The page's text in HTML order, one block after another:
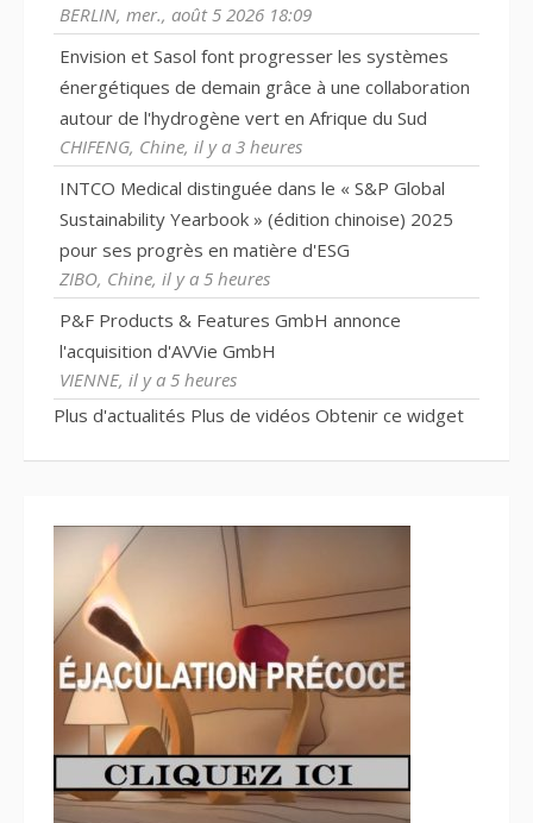
BERLIN, mer., août 5 2026 18:09
Envision et Sasol font progresser les systèmes
énergétiques de demain grâce à une collaboration
autour de l'hydrogène vert en Afrique du Sud
CHIFENG, Chine, il y a 3 heures
INTCO Medical distinguée dans le « S&P Global
Sustainability Yearbook » (édition chinoise) 2025
pour ses progrès en matière d'ESG
ZIBO, Chine, il y a 5 heures
P&F Products & Features GmbH annonce
l'acquisition d'AVVie GmbH
VIENNE, il y a 5 heures
Plus d'actualités Plus de vidéos Obtenir ce widget